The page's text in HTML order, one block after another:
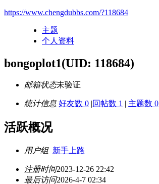
https://www.chengdubbs.com/?118684
主题
个人资料
bongoplot1(UID: 118684)
邮箱状态未验证
统计信息 好友数 0 |回帖数 1 | 主题数 0
活跃概况
用户组 新手上路
注册时间2023-12-26 22:42
最后访问2026-4-7 02:34